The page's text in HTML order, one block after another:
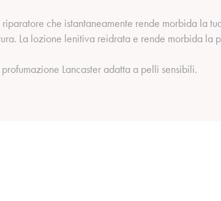
che istantaneamente rende morbida la
La lozione lenitiva reidrata e rende morbida la
Lancaster adatta a pelli sensibili.